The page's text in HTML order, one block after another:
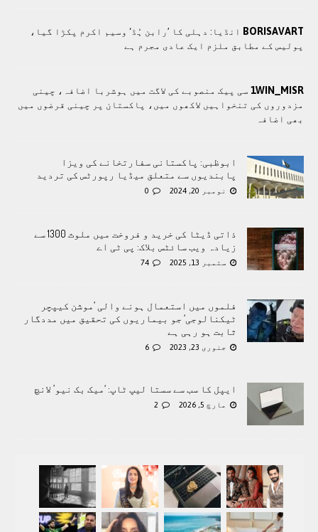
BORISAVART انڈیا: دہلی کا ’رابن ہُڈ‘ وسیم اکرم پکڑا گیا،
پولیس کے مطابق ملزم ایک عادی مجرم ہے
1WIN_MISR سی پيک منصوبے کی لاگت ميں ہوشربا اضافہ، چينی
مزدوروں کی تنخواہيں لاکھوں ميں، پاکستان پر چینی قرضوں ميں
بھی اضافہ
ابوظبی: پاکستانی سفارتخانے کی ویزا
پابندیوں سے متعلق میڈیا رپورٹس کی تردید
نومبر 20, 2024 0
ذاتی ڈیٹا کی خرید و فروخت میں ملوث 1300 سے
زیادہ ویب سائٹس بلاک: پی ٹی اے
ستمبر 13, 2025 74
فلموں میں استعمال ہونے والی ’موشن کیپچر
ٹیکنالوجی‘ جو بیماریوں کی تحقیق میں مددگار
ثابت ہو رہی ہے
جنوری 23, 2023 6
ایپل کا سب سے سستا لیپ ٹاپ: ‘میک بک نیو’ لانچ
مارچ 5, 2026 2